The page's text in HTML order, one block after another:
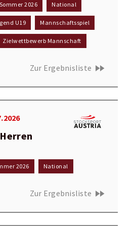
Sommer 2026 National
U19 Mannschaftsspiel
Zielwettbewerb Mannschaft
Zur Ergebnisliste fast_forward
2026 National
Zur Ergebnisliste fast_forward